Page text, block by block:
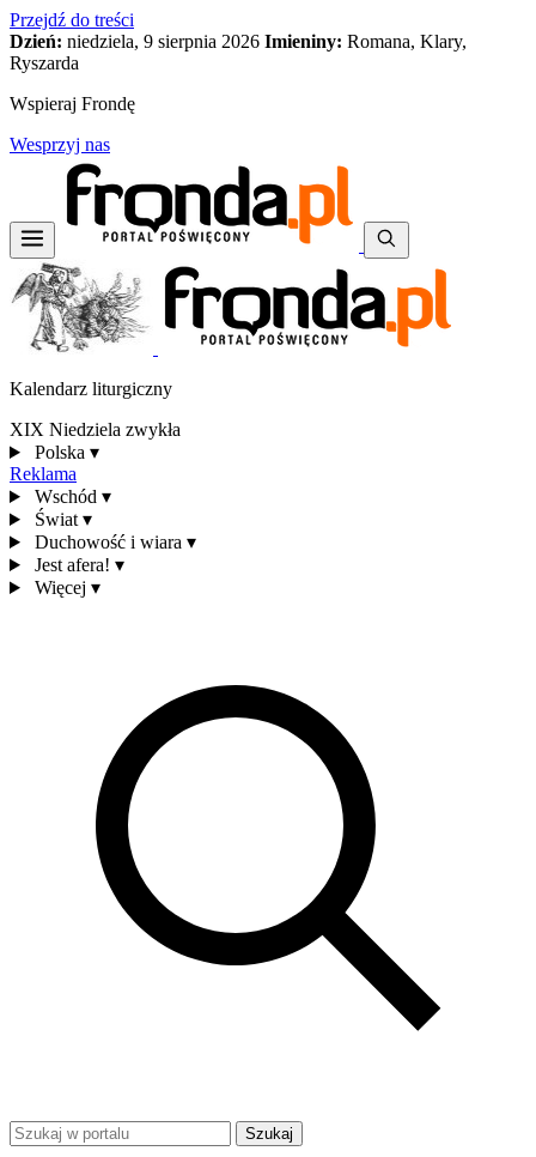
Przejdź do treści
Dzień: niedziela, 9 sierpnia 2026 Imieniny: Romana, Klary,
Ryszarda
Wspieraj Frondę
Wesprzyj nas
Kalendarz liturgiczny
XIX Niedziela zwykła
Polska ▾
Reklama
Wschód ▾
Świat ▾
Duchowość i wiara ▾
Jest afera! ▾
Więcej ▾
Szukaj